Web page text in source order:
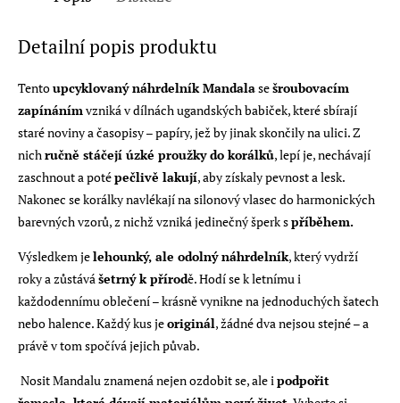
Detailní popis produktu
Tentoupcyklovaný náhrdelník Mandalasešroubovacím
zapínánímvzniká v dílnách ugandských babiček, které sbírají
staré noviny a časopisy – papíry, jež by jinak skončily na ulici. Z
nich ručně stáčejí úzké proužky do korálků, lepí je, nechávají
zaschnout a potépečlivě lakují, aby získaly pevnost a lesk.
Nakonec se korálky navlékají na silonový vlasec do harmonických
barevných vzorů, z nichž vzniká jedinečný šperk spříběhem.
Výsledkem jelehounký, ale odolný náhrdelník, který vydrží
roky a zůstává šetrný k přírodě. Hodí se k letnímu i
každodennímu oblečení – krásně vynikne na jednoduchých šatech
nebo halence. Každý kus jeoriginál, žádné dva nejsou stejné – a
právě v tom spočívá jejich půvab.
Nosit Mandalu znamená nejen ozdobit se, ale i podpořit